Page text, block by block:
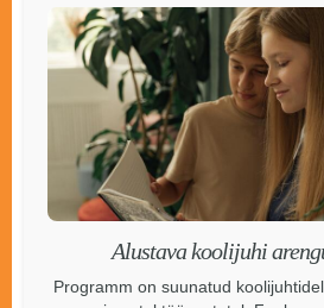
Alustava koolijuhi
Programm on suunatud